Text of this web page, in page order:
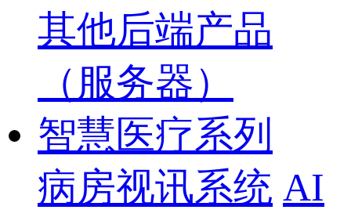
其他后端产品
（服务器）
智慧医疗系列
病房视讯系统 AI